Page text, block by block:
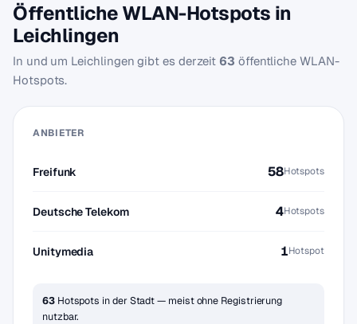
Öffentliche WLAN-Hotspots in
Leichlingen
In und um Leichlingen gibt es derzeit 63 öffentliche WLAN-
Hotspots.
ANBIETER
Freifunk 58Hotspots
Deutsche Telekom 4Hotspots
Unitymedia 1Hotspot
63Hotspots in der Stadt — meist ohne Registrierung
nutzbar.